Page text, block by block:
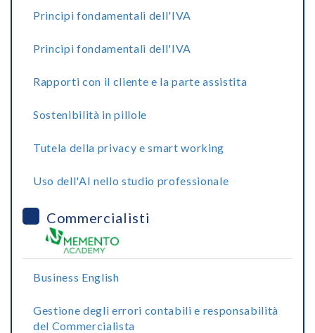
Principi fondamentali dell'IVA
Principi fondamentali dell'IVA
Rapporti con il cliente e la parte assistita
Sostenibilità in pillole
Tutela della privacy e smart working
Uso dell'AI nello studio professionale
Commercialisti
Business English
Gestione degli errori contabili e responsabilità
del Commercialista